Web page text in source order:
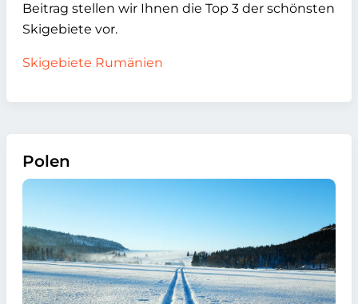
Beitrag stellen wir Ihnen die Top 3 der schönsten
Skigebiete vor.
Skigebiete Rumänien
Polen